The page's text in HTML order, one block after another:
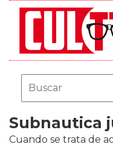
Subnautica
Cuando se trata de